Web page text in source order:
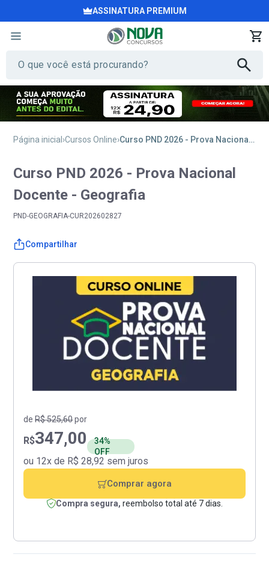
ASSINATURA PREMIUM
Página inicial Cursos Online Curso PND 2026 - Prova Nacional Docente - Geografia
Curso PND 2026 - Prova Nacional
Docente - Geografia
PND-GEOGRAFIA-CUR202602827
Compartilhar
deR$ 525,60por
R$347,00
34%
OFF
ou 12x de R$ 28,92 sem juros
Comprar agora
Compra segura, reembolso total até 7 dias.